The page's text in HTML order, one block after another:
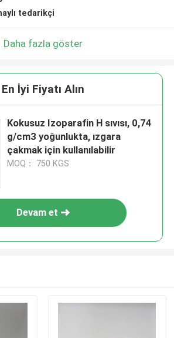
tedarikçi
Daha fazla göster
En İyi Fiyatı Alın
Kokusuz Izoparafin H sıvısı, 0,74
g/cm3 yoğunlukta, ızgara
çakmak için kullanılabilir
MOQ： 750 KGS
Devam et